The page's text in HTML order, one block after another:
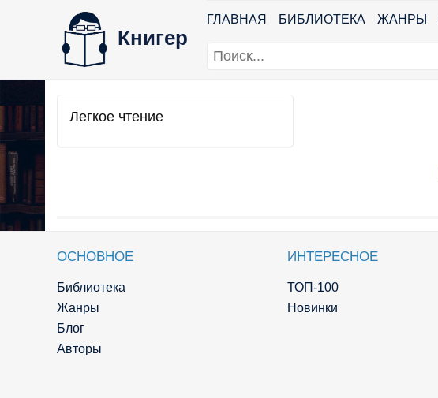
Книгер
ГЛАВНАЯ БИБЛИОТЕКА ЖАНРЫ
Легкое чтение
ОСНОВНОЕ
Библиотека
Жанры
Блог
Авторы
ИНТЕРЕСНОЕ
ТОП-100
Новинки